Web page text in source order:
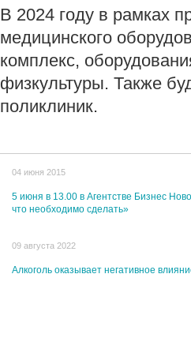
В 2024 году в рамках
медицинского
комплекс,
физкультуры. Также
поликлиник.
04 июня 2015
5 июня в 13.00 в Агентстве Бизнес
что необходимо сделать»
09 августа 2022
Алкоголь оказывает негативное